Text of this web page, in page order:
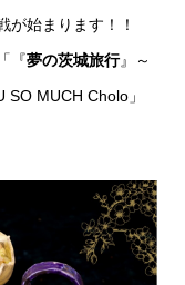
始まります！！
『夢の茨城旅行』～
MUCH Cholo」